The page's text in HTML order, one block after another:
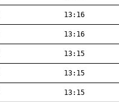
13:16
13:16
13:15
13:15
13:15